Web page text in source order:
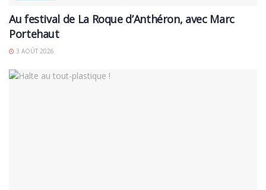
Au festival de La Roque d’Anthéron, avec Marc
Portehaut
3 AOÛT 2026